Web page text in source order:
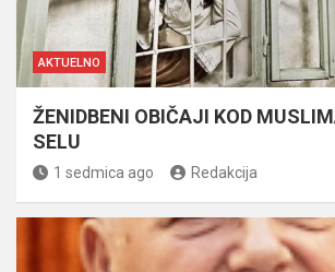
AKTUELNO
ŽENIDBENI OBIČAJI KOD
SELU
1 sedmica ago Redakcija